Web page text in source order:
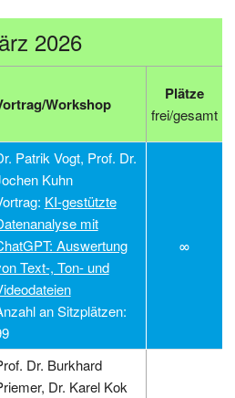
2026
Workshop
Plätze
frei/gesamt
Patrik Vogt, Prof. Dr.
Kuhn
KI-gestützte
mit
Auswertung
Text-, Ton- und
an Sitzplätzen:
∞
Dr. Burkhard
Dr. Karel Kok